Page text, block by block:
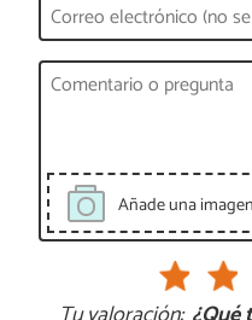
Añade una imagen